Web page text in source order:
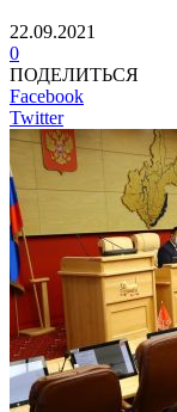
22.09.2021
0
ПОДЕЛИТЬСЯ
Facebook
Twitter